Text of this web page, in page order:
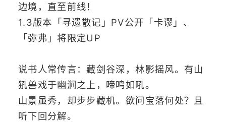
边境，直至前线！
1.3版本 「寻遗散记」PV公开「卡谬」 、
「弥弗」将限定UP
说书人常传言：藏剑谷深，林影摇风。有山
犼兽戏于幽涧之上，啼鸣如吼。
山景虽秀，却步步藏机。欲问宝落何处？且
听下回分解。